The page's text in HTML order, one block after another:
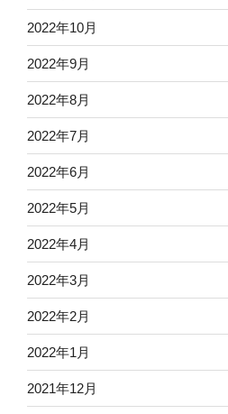
2022年10月
2022年9月
2022年8月
2022年7月
2022年6月
2022年5月
2022年4月
2022年3月
2022年2月
2022年1月
2021年12月